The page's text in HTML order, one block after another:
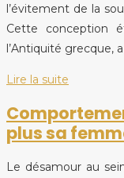
l’évitement de la
Cette conception
l’Antiquité grecque,
Lire la suite
plus sa
Le désamour au